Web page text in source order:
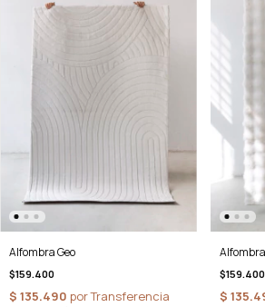
Alfombra Geo
$159.400 $159.400